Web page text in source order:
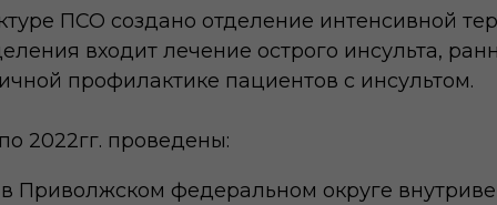
ПСО создано отделение интенсивной
входит лечение острого инсульта,
профилактике пациентов с инсультом.
2022гг. проведены:
в Приволжском федеральном округе